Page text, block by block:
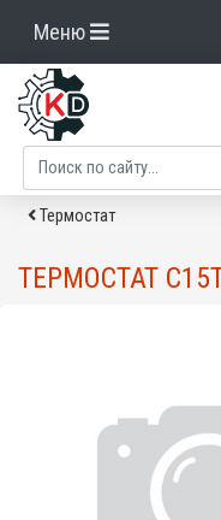
Меню
Термостат
ТЕРМОСТАТ